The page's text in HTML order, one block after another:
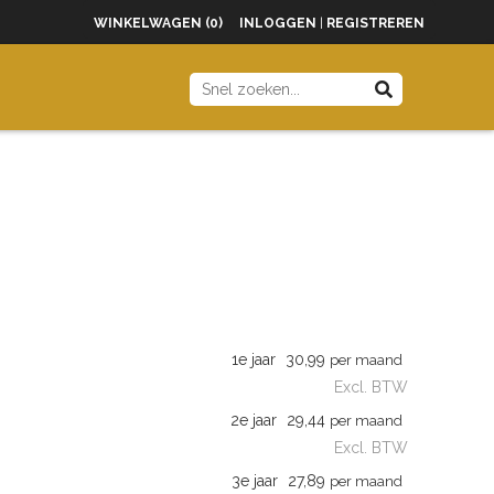
WINKELWAGEN (0) INLOGGEN REGISTREREN
1e jaar 30,99 per maand
Excl. BTW
2e jaar
29,44 per maand
Excl. BTW
3e jaar
27,89 per maand